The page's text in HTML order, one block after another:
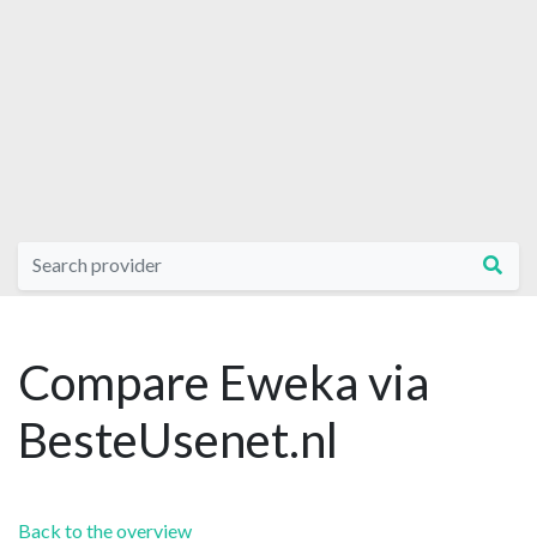
Compare Eweka via
BesteUsenet.nl
Back to the overview